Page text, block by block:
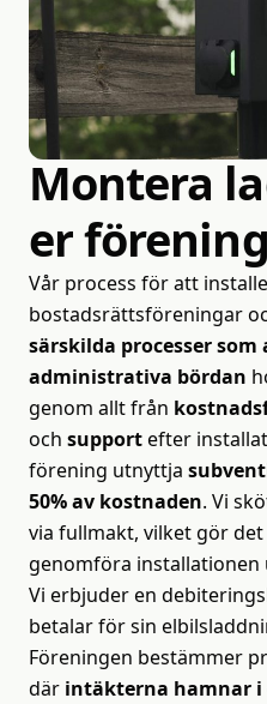
Trygg installation
Montera
erförening
Vår process för att
bostadsrättsföreningar
särskilda processer som
administrativa bördan
genom allt från
och supportefter
förening utnyttja
50% av kostnaden. Vi
via fullmakt, vilket gör
genomföra
Vi erbjuder en
betalar för sin
Föreningen bestämmer
där intäkterna hamnar i